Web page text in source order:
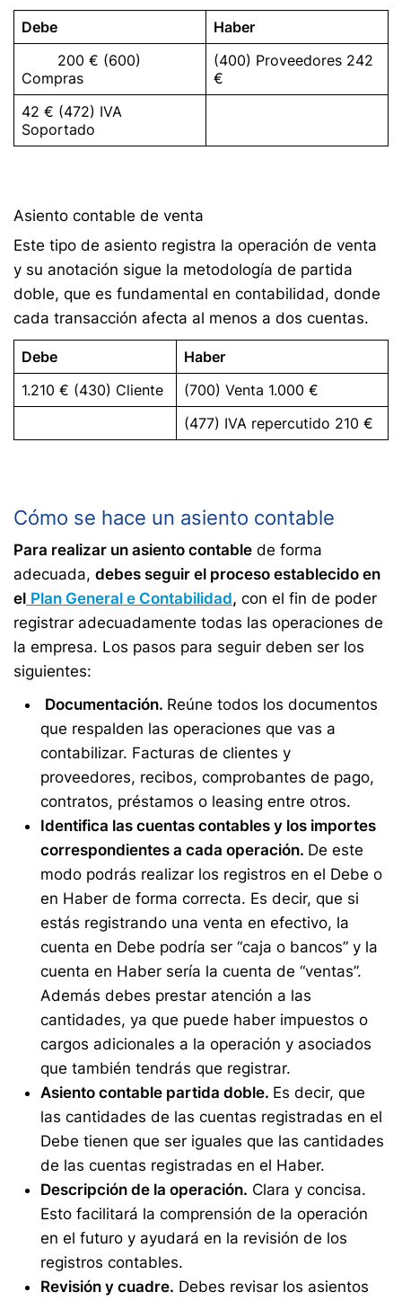
Debe
Haber
200 € (600)
Compras
(400) Proveedores 242
€
42 € (472) IVA
Soportado
Asiento contable de venta
Este tipo de asiento registra la operación de venta
y su anotación sigue la metodología de partida
doble, que es fundamental en contabilidad, donde
cada transacción afecta al menos a dos cuentas.
Debe
Haber
1.210 € (430) Cliente
(700) Venta 1.000 €
(477) IVA repercutido 210 €
Cómo se hace un asiento contable
Para realizar un asiento contable de forma
adecuada, debes seguir el proceso establecido en
el Plan General e Contabilidad, con el fin de poder
registrar adecuadamente todas las operaciones de
la empresa. Los pasos para seguir deben ser los
siguientes:
Documentación. Reúne todos los documentos
que respalden las operaciones que vas a
contabilizar. Facturas de clientes y
proveedores, recibos, comprobantes de pago,
contratos, préstamos o leasing entre otros.
Identifica las cuentas contables y los importes
correspondientes a cada operación. De este
modo podrás realizar los registros en el Debe o
en Haber de forma correcta. Es decir, que si
estás registrando una venta en efectivo, la
cuenta en Debe podría ser “caja o bancos” y la
cuenta en Haber sería la cuenta de “ventas”.
Además debes prestar atención a las
cantidades, ya que puede haber impuestos o
cargos adicionales a la operación y asociados
que también tendrás que registrar.
Asiento contable partida doble. Es decir, que
las cantidades de las cuentas registradas en el
Debe tienen que ser iguales que las cantidades
de las cuentas registradas en el Haber.
Descripción de la operación. Clara y concisa.
Esto facilitará la comprensión de la operación
en el futuro y ayudará en la revisión de los
registros contables.
Revisión y cuadre. Debes revisar los asientos